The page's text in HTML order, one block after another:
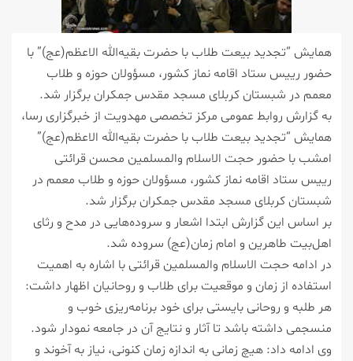
همایش “تجدید بیعت طلاب با حضرت بقیه‌الله الاعظم(عج)” با
حضور رییس ستاد اقامه نماز كشور، مسؤولان حوزه و طلاب
معمم در شبستان كربلای مسجد مقدس جمكران برگزار شد.
به گزارش روابط عمومی مركز تخصصی مهدویت از خبرگزاری رسا،
همایش “تجدید بیعت طلاب با حضرت بقیه‌الله الاعظم(عج)”
امشب با حضور حجت الاسلام والمسلمین محسن قرائتی
رییس ستاد اقامه نماز كشور، مسؤولان حوزه و طلاب معمم در
شبستان كربلای مسجد مقدس جمكران برگزار شد.
بر اساس این گزارش ابتدا اشعار و سروده‌هایی در مدح و رثای
اهل‌بیت طاهرین و امام زمان(عج) سروده شد.
در ادامه حجت الاسلام والمسلمین قرائتی با اشاره به اهمیت
استفاده از زمان و موقعیت برای طلاب و روحانیان اظهار داشت:
هر طلبه و روحانی بایستی برای خود برنامه‌ریزی خوب و
منسجمی داشته باشد تا آثار و نتایج آن در جامعه نمودار شود.
وی ادامه داد: هیچ زمانی به اندازه زمان كنونی، نیاز به آخوند و